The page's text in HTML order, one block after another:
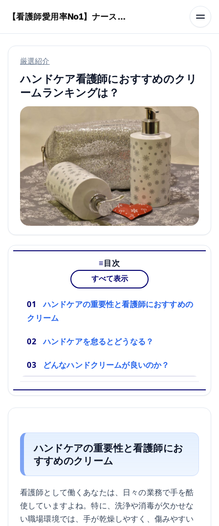
【看護師愛用率No1】ナースリーで人気の商品はコレ
厳選紹介
ハンドケア看護師におすすめのクリ
ームランキングは？
目次
すべて表示
ハンドケアの重要性と看護師におすすめの
クリーム
ハンドケアを怠るとどうなる？
どんなハンドクリームが良いのか？
ハンドケアの重要性と看護師にお
すすめのクリーム
看護師として働くあなたは、日々の業務で手を酷
使していますよね。特に、洗浄や消毒が欠かせな
い職場環境では、手が乾燥しやすく、傷みやすい